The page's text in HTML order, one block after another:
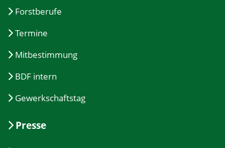
Forstberufe
Termine
Mitbestimmung
BDF intern
Gewerkschaftstag
Presse